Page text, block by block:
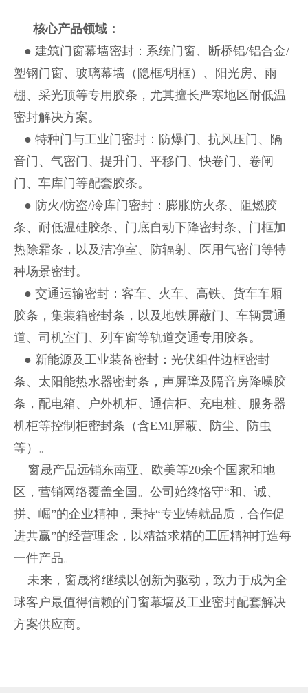
核心产品领域：
● 建筑门窗幕墙密封：系统门窗、断桥铝/铝合金/
塑钢门窗、玻璃幕墙（隐框/明框）、阳光房、雨
棚、采光顶等专用胶条，尤其擅长严寒地区耐低温
密封解决方案。
● 特种门与工业门密封：防爆门、抗风压门、隔
音门、气密门、提升门、平移门、快卷门、卷闸
门、车库门等配套胶条。
● 防火/防盗/冷库门密封：膨胀防火条、阻燃胶
条、耐低温硅胶条、门底自动下降密封条、门框加
热除霜条，以及洁净室、防辐射、医用气密门等特
种场景密封。
● 交通运输密封：客车、火车、高铁、货车车厢
胶条，集装箱密封条，以及地铁屏蔽门、车辆贯通
道、司机室门、列车窗等轨道交通专用胶条。
● 新能源及工业装备密封：光伏组件边框密封
条、太阳能热水器密封条，声屏障及隔音房降噪胶
条，配电箱、户外机柜、通信柜、充电桩、服务器
机柜等控制柜密封条（含EMI屏蔽、防尘、防虫
等）。
窗晟产品远销东南亚、欧美等20余个国家和地
区，营销网络覆盖全国。公司始终恪守“和、诚、
拼、崛”的企业精神，秉持“专业铸就品质，合作促
进共赢”的经营理念，以精益求精的工匠精神打造每
一件产品。
未来，窗晟将继续以创新为驱动，致力于成为全
球客户最值得信赖的门窗幕墙及工业密封配套解决
方案供应商。